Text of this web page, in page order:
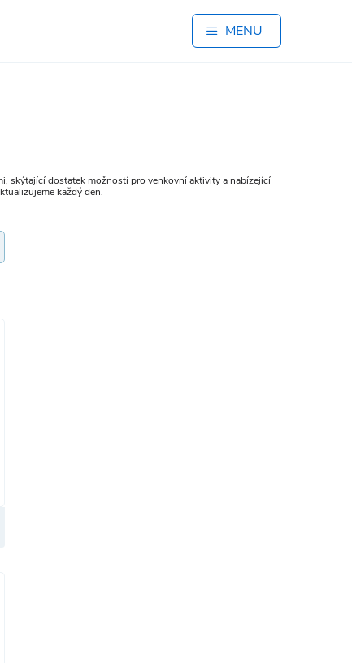
MENU
skýtající dostatek možností pro venkovní aktivity a nabízející
každý den.